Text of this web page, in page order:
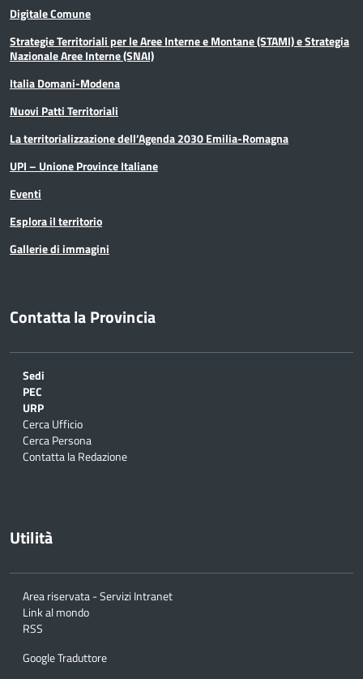
Digitale Comune
Strategie Territoriali per le Aree Interne e Montane (STAMI) e Strategia
Nazionale Aree Interne (SNAI)
Italia Domani-Modena
Nuovi Patti Territoriali
La territorializzazione dell’Agenda 2030 Emilia-Romagna
UPI – Unione Province Italiane
Eventi
Esplora il territorio
Gallerie di immagini
Contatta la Provincia
Sedi
PEC
URP
Cerca Ufficio
Cerca Persona
Contatta la Redazione
Utilità
Area riservata - Servizi Intranet
Link al mondo
RSS
Google Traduttore